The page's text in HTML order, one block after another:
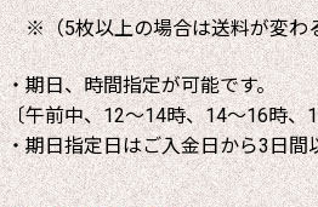
※（5枚以上の場合は送料が変わ
・期日、時間指定が可能です。
〔午前中、12～14時、14～16時
・期日指定日はご入金日から3日